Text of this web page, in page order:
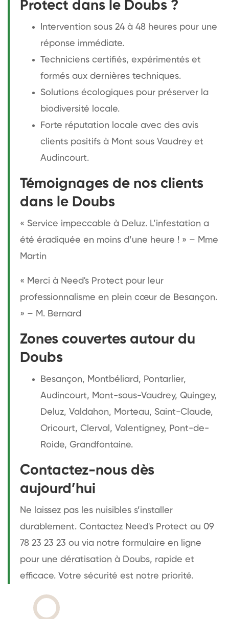
Protect dans le Doubs ?
Intervention sous 24 à 48 heures pour une
réponse immédiate.
Techniciens certifiés, expérimentés et
formés aux dernières techniques.
Solutions écologiques pour préserver la
biodiversité locale.
Forte réputation locale avec des avis
clients positifs à Mont sous Vaudrey et
Audincourt.
Témoignages de nos clients
dans le Doubs
« Service impeccable à Deluz. L’infestation a
été éradiquée en moins d’une heure ! » – Mme
Martin
« Merci à Need's Protect pour leur
professionnalisme en plein cœur de Besançon.
» – M. Bernard
Zones couvertes autour du
Doubs
Besançon, Montbéliard, Pontarlier,
Audincourt, Mont-sous-Vaudrey, Quingey,
Deluz, Valdahon, Morteau, Saint-Claude,
Oricourt, Clerval, Valentigney, Pont-de-
Roide, Grandfontaine.
Contactez-nous dès
aujourd’hui
Ne laissez pas les nuisibles s’installer
durablement. Contactez Need's Protect au 09
78 23 23 23 ou via notre formulaire en ligne
pour une dératisation à Doubs, rapide et
efficace. Votre sécurité est notre priorité.